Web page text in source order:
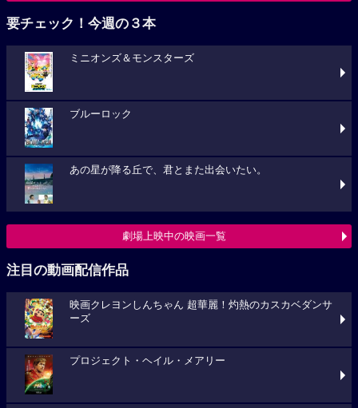
要チェック！今週の３本
ミニオンズ＆モンスターズ
ブルーロック
あの星が降る丘で、君とまた出会いたい。
劇場上映中の映画一覧
注目の動画配信作品
映画クレヨンしんちゃん 超華麗！灼熱のカスカベダンサ
ーズ
プロジェクト・ヘイル・メアリー